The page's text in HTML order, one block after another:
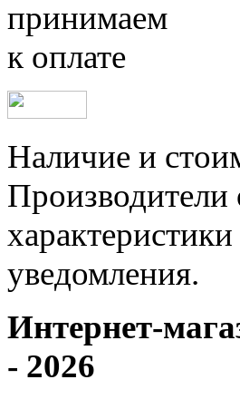
Наличие и
Производители
уведомления.
Интернет-
- 2026